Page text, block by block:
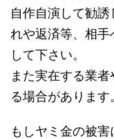
自作自演して勧
れや返済等、相
して下さい。
また実在する業
る場合があります
もしヤミ金の被